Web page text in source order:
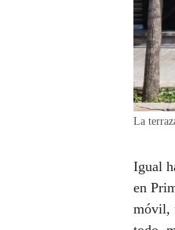
La
Igual
en
móvil,